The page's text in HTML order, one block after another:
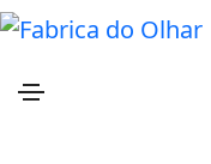
Dailies